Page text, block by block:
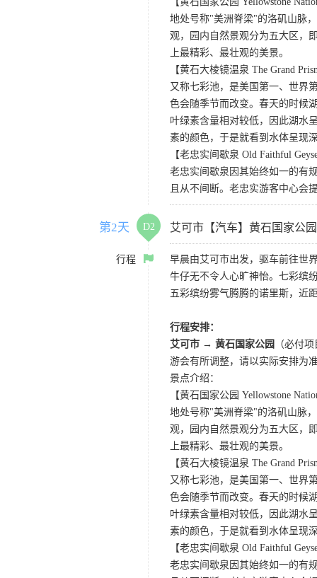
地处号称"美洲脊梁"的洛矶山脉
观，园内自然景观分为五大区，
上最精彩、最壮观的美景。
【黄石大棱镜温泉 The Grand
又称七彩池，是美国第一、世界
色会随季节而改变。春天的时候
叶绿素含量相对较低，因此湖水
素的颜色，于是就看到水体呈现
【老忠实间歇泉 Old Faithful
老忠实间歇泉因其始终如一的有
且从不间断。老忠实游客中心会
第2天 D2 艾可市【汽车】黄石国家公
行程
早晨由艾可市出发，驱车前往世
牛仔无不令人心旷神怡。七彩缤
五彩缤纷雾气腾腾的诺里斯，近
行程安排：
艾可市 → 黄石国家公园
（必付
游会有所调整，请以实际安排为
景点介绍：
【黄石国家公园 Yellowstone
地处号称"美洲脊梁"的洛矶山脉
观，园内自然景观分为五大区，
上最精彩、最壮观的美景。
【黄石大棱镜温泉 The Grand
又称七彩池，是美国第一、世界
色会随季节而改变。春天的时候
叶绿素含量相对较低，因此湖水
素的颜色，于是就看到水体呈现
【老忠实间歇泉 Old Faithful
老忠实间歇泉因其始终如一的有